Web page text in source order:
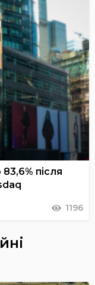
після
1196